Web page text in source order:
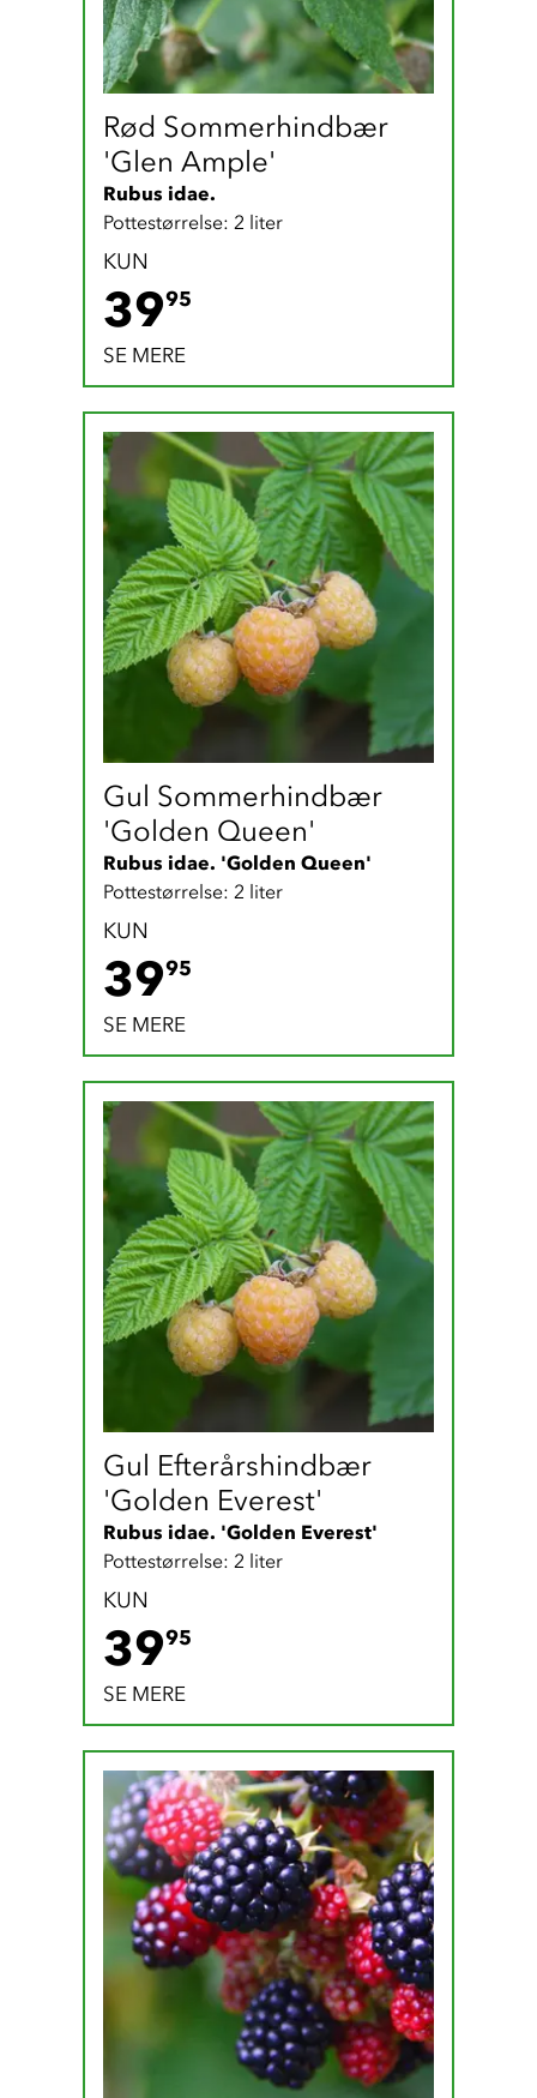
Rød Sommerhindbær
'Glen Ample'
Rubus idae.
Pottestørrelse: 2 liter
KUN
3995
SE MERE
Gul Sommerhindbær
'Golden Queen'
Rubus idae. 'Golden Queen'
Pottestørrelse: 2 liter
KUN
3995
SE MERE
Gul Efterårshindbær
'Golden Everest'
Rubus idae. 'Golden Everest'
Pottestørrelse: 2 liter
KUN
3995
SE MERE